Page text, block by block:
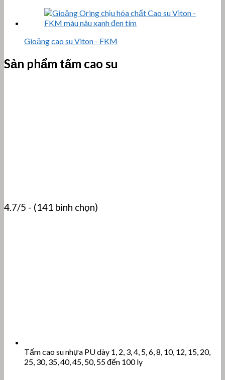
Gioăng cao su Viton - FKM
Sản phẩm tấm cao su
4.7/5 - (141 bình chọn)
Tấm cao su nhựa PU dày 1, 2, 3, 4, 5, 6, 8, 10, 12, 15, 20,
25, 30, 35, 40, 45, 50, 55 đến 100 ly